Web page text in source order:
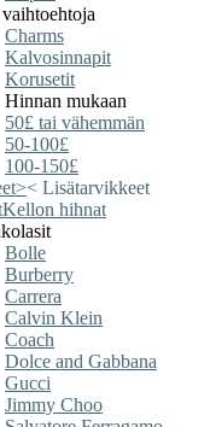
Charms
Kalvosinnapit
Korusetit
Hinnan mukaan
50£ tai vähemmän
50-100£
100-150£
>< Lisätarvikkeet
Kellon hihnat
Bolle
Burberry
Carrera
Calvin Klein
Coach
Dolce and Gabbana
Gucci
Jimmy Choo